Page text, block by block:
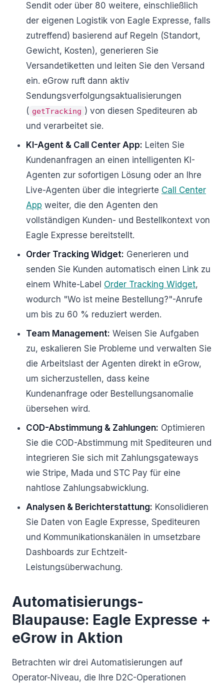
Sendit oder über 80 weitere, einschließlich
der eigenen Logistik von Eagle Expresse, falls
zutreffend) basierend auf Regeln (Standort,
Gewicht, Kosten), generieren Sie
Versandetiketten und leiten Sie den Versand
ein. eGrow ruft dann aktiv
Sendungsverfolgungsaktualisierungen
( getTracking ) von diesen Spediteuren ab
und verarbeitet sie.
KI-Agent & Call Center App: Leiten Sie
Kundenanfragen an einen intelligenten KI-
Agenten zur sofortigen Lösung oder an Ihre
Live-Agenten über die integrierte Call Center
App weiter, die den Agenten den
vollständigen Kunden- und Bestellkontext von
Eagle Expresse bereitstellt.
Order Tracking Widget: Generieren und
senden Sie Kunden automatisch einen Link zu
einem White-Label Order Tracking Widget,
wodurch "Wo ist meine Bestellung?"-Anrufe
um bis zu 60 % reduziert werden.
Team Management: Weisen Sie Aufgaben
zu, eskalieren Sie Probleme und verwalten Sie
die Arbeitslast der Agenten direkt in eGrow,
um sicherzustellen, dass keine
Kundenanfrage oder Bestellungsanomalie
übersehen wird.
COD-Abstimmung & Zahlungen: Optimieren
Sie die COD-Abstimmung mit Spediteuren und
integrieren Sie sich mit Zahlungsgateways
wie Stripe, Mada und STC Pay für eine
nahtlose Zahlungsabwicklung.
Analysen & Berichterstattung: Konsolidieren
Sie Daten von Eagle Expresse, Spediteuren
und Kommunikationskanälen in umsetzbare
Dashboards zur Echtzeit-
Leistungsüberwachung.
Automatisierungs-
Blaupause: Eagle Expresse +
eGrow in Aktion
Betrachten wir drei Automatisierungen auf
Operator-Niveau, die Ihre D2C-Operationen